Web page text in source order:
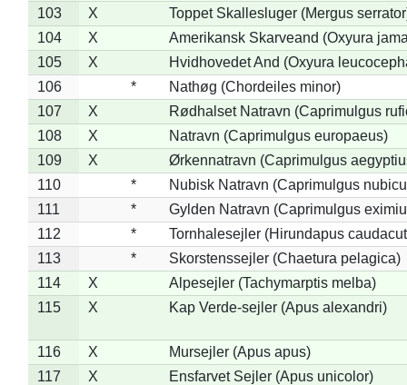
103 X
Toppet Skallesluger (Mergus
104
X
Amerikansk Skarveand (Oxyura
105
X
Hvidhovedet And (Oxyura
106
*
Nathøg (Chordeiles minor)
107
X
Rødhalset Natravn (Caprimulgus
108
X
Natravn (Caprimulgus europaeus)
109
X
Ørkennatravn (Caprimulgus
110
*
Nubisk Natravn (Caprimulgus
111
*
Gylden Natravn (Caprimulgus
112
*
Tornhalesejler (Hirundapus
113
*
Skorstenssejler (Chaetura pelagica)
114
X
Alpesejler (Tachymarptis melba)
115
X Kap Verde-sejler (Apus alexandri)
116 X
Mursejler (Apus apus)
117
X
Ensfarvet Sejler (Apus unicolor)